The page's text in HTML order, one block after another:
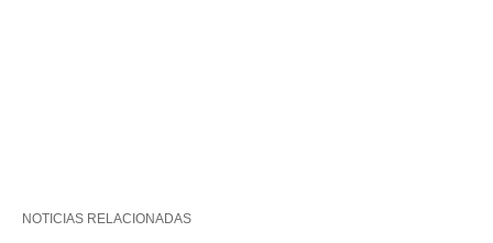
NOTICIAS RELACIONADAS